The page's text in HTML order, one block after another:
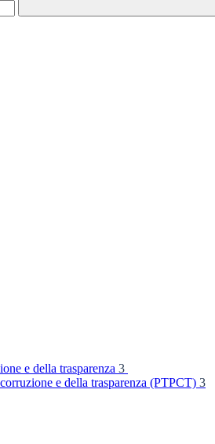
e della trasparenza 3
e della trasparenza (PTPCT) 3